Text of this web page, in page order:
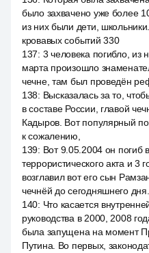
было захвачено уже более
из них были дети,
кровавых событий 330
137: 3 человека погибло, из
марта произошло
чечне, там был проведён
138: Высказалась за то,
в составе России, главой
Кадыров. Вот популярный
к сожалению,
139: Вот 9.05.2004 он погиб
террористического акта и 3
возглавил вот его сын
чечнёй до сегодняшнего
140: Что касается
руководства в 2000, 2008
была запущена на момент
Путина. Во первых,